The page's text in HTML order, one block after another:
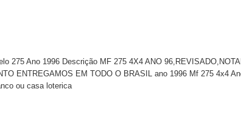
275 Ano 1996 Descrição MF 275 4X4 ANO
ENTREGAMOS EM TODO O BRASIL ano 1996 Mf 275 4x4
ou casa loterica